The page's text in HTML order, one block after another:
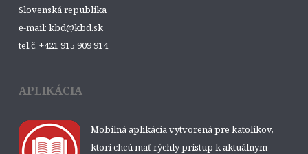
Slovenská republika
e-mail: kbd@kbd.sk
tel.č. +421 915 909 914
APLIKÁCIA
Mobilná aplikácia vytvorená pre katolíkov,
ktorí chcú mať rýchly prístup k aktuálnym